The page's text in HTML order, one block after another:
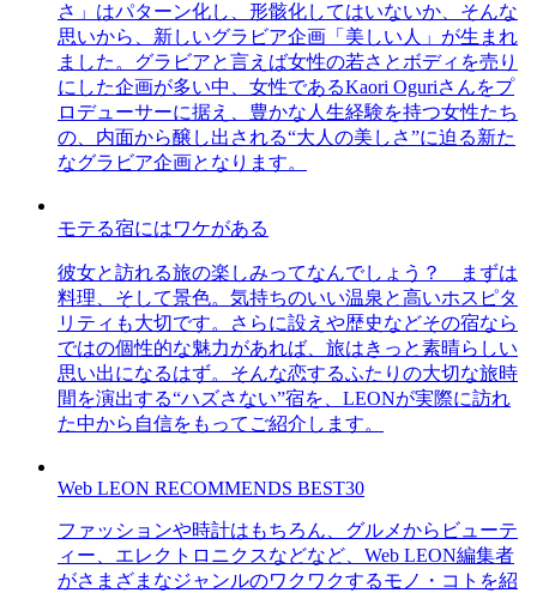
さ」はパターン化し、形骸化してはいないか、そんな
思いから、新しいグラビア企画「美しい人」が生まれ
ました。グラビアと言えば女性の若さとボディを売り
にした企画が多い中、女性であるKaori Oguriさんをプ
ロデューサーに据え、豊かな人生経験を持つ女性たち
の、内面から醸し出される“大人の美しさ”に迫る新た
なグラビア企画となります。
モテる宿にはワケがある
彼女と訪れる旅の楽しみってなんでしょう？ まずは
料理、そして景色。気持ちのいい温泉と高いホスピタ
リティも大切です。さらに設えや歴史などその宿なら
ではの個性的な魅力があれば、旅はきっと素晴らしい
思い出になるはず。そんな恋するふたりの大切な旅時
間を演出する“ハズさない”宿を、LEONが実際に訪れ
た中から自信をもってご紹介します。
Web LEON RECOMMENDS BEST30
ファッションや時計はもちろん、グルメからビューテ
ィー、エレクトロニクスなどなど、Web LEON編集者
がさまざまなジャンルのワクワクするモノ・コトを紹